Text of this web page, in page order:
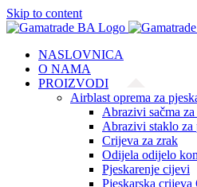
Skip to content
NASLOVNICA
O NAMA
PROIZVODI
Airblast oprema za
Abrazivi sačma
Abrazivi staklo za
Crijeva za zrak
Odijela odijelo
Pjeskarenje cijevi
Pjeskarska